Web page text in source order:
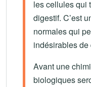
les cellules qui
digestif. C’est
normales qui
indésirables
Avant une
biologiques